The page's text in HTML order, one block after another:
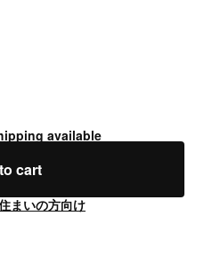
available
cart
まいの方向け